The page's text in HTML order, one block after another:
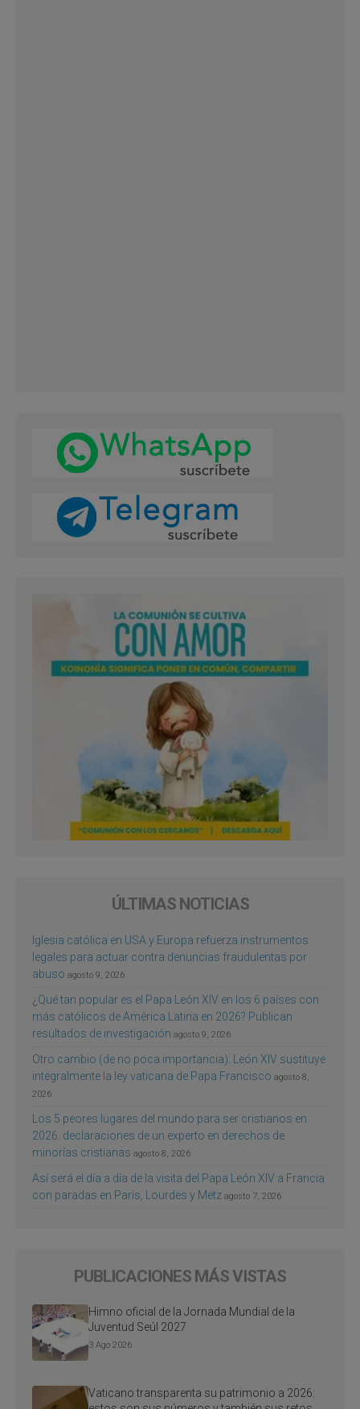
ÚLTIMAS NOTICIAS
Iglesia católica en USA y Europa refuerza instrumentos
legales para actuar contra denuncias fraudulentas por
abuso agosto 9, 2026
¿Qué tan popular es el Papa León XIV en los 6 países con
más católicos de América Latina en 2026? Publican
resultados de investigación agosto 9, 2026
Otro cambio (de no poca importancia): León XIV sustituye
integralmente la ley vaticana de Papa Francisco agosto 8,
2026
Los 5 peores lugares del mundo para ser cristianos en
2026: declaraciones de un experto en derechos de
minorías cristianas agosto 8, 2026
Así será el día a día de la visita del Papa León XIV a Francia
con paradas en París, Lourdes y Metz agosto 7, 2026
PUBLICACIONES MÁS VISTAS
Himno oficial de la Jornada Mundial de la
Juventud Seúl 2027
3 Ago 2026
Vaticano transparenta su patrimonio a 2026: